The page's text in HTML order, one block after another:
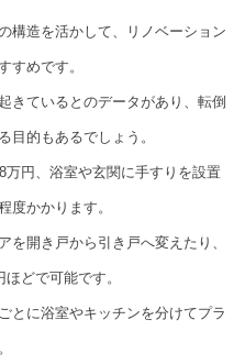
構造を活かして、リノベーション
すめです。
きているとのデータがあり、転倒
目的もあるでしょう。
円、浴室や玄関に手すりを設置
度かかります。
を開き戸から引き戸へ変えたり、
どで可能です。
とに浴室やキッチンを分けてプラ